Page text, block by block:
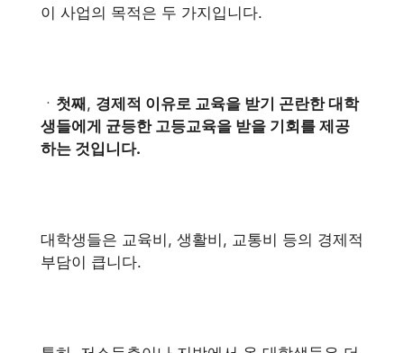
이 사업의 목적은 두 가지입니다.
ㆍ 첫째 , 경제적 이유로 교육을 받기 곤란한 대학
생들에게 균등한 고등교육을 받을 기회를 제공
하는 것입니다.
대학생들은 교육비, 생활비, 교통비 등의 경제적
부담이 큽니다.